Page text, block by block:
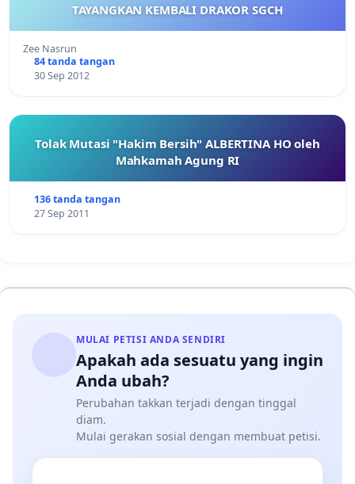
TAYANGKAN KEMBALI DRAKOR SGCH
Zee Nasrun
84 tanda tangan
30 Sep 2012
Tolak Mutasi "Hakim Bersih" ALBERTINA HO oleh
Mahkamah Agung RI
136 tanda tangan
27 Sep 2011
MULAI PETISI ANDA SENDIRI
Apakah ada sesuatu yang ingin
Anda ubah?
Perubahan takkan terjadi dengan tinggal
diam.
Mulai gerakan sosial dengan membuat petisi.